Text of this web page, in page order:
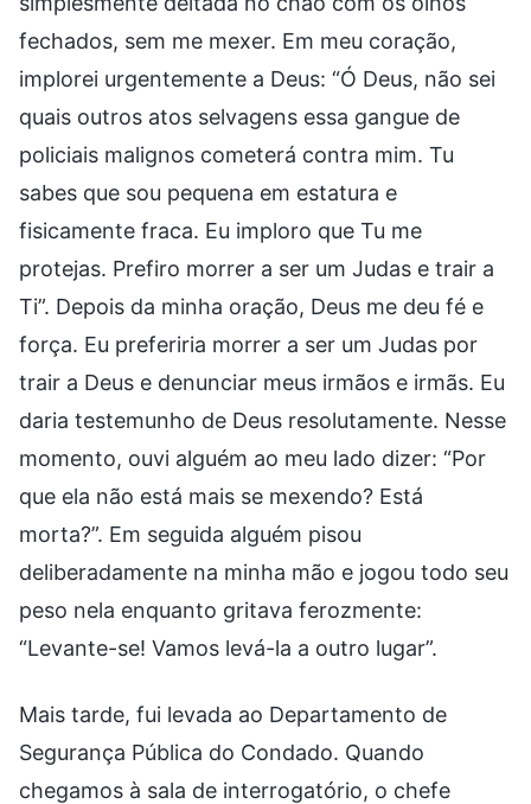
fechados, sem me mexer. Em meu coração,
implorei urgentemente a Deus: “Ó Deus, não sei
quais outros atos selvagens essa gangue de
policiais malignos cometerá contra mim. Tu
sabes que sou pequena em estatura e
fisicamente fraca. Eu imploro que Tu me
protejas. Prefiro morrer a ser um Judas e trair a
Ti”. Depois da minha oração, Deus me deu fé e
força. Eu preferiria morrer a ser um Judas por
trair a Deus e denunciar meus irmãos e irmãs. Eu
daria testemunho de Deus resolutamente. Nesse
momento, ouvi alguém ao meu lado dizer: “Por
que ela não está mais se mexendo? Está
morta?”. Em seguida alguém pisou
deliberadamente na minha mão e jogou todo seu
peso nela enquanto gritava ferozmente:
“Levante-se! Vamos levá-la a outro lugar”.
Mais tarde, fui levada ao Departamento de
Segurança Pública do Condado. Quando
chegamos à sala de interrogatório, o chefe